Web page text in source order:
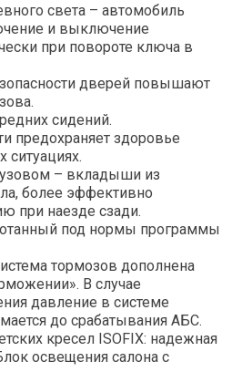
света – автомобиль
и выключение
при повороте ключа в
дверей повышают
сидений.
предохраняет здоровье
ситуациях.
– вкладыши из
более эффективно
при наезде сзади.
под нормы программы
тормозов дополнена
В случае
давление в системе
до срабатывания АБС.
кресел ISOFIX: надежная
освещения салона с